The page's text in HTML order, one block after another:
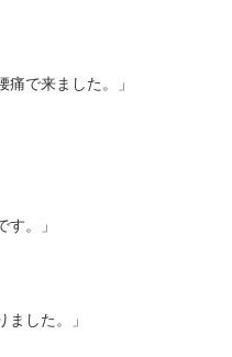
痛で来ました。」
す。」
ました。」